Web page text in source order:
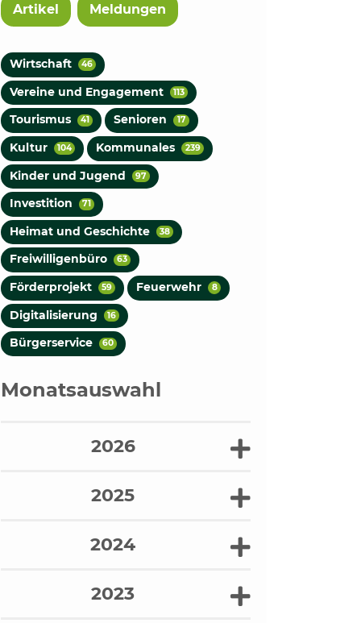
Artikel Meldungen
Wirtschaft 46
Vereine und Engagement 113
Tourismus 41 Senioren 17
Kultur 104 Kommunales 239
Kinder und Jugend 97
Investition 71
Heimat und Geschichte 38
Freiwilligenbüro 63
Förderprojekt 59 Feuerwehr 8
Digitalisierung 16
Bürgerservice 60
Monatsauswahl
2026
2025
2024
2023